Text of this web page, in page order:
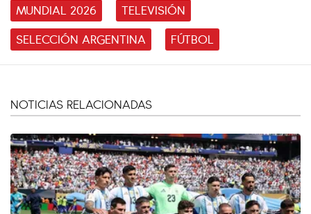
MUNDIAL 2026
TELEVISIÓN
SELECCIÓN ARGENTINA
FÚTBOL
NOTICIAS RELACIONADAS